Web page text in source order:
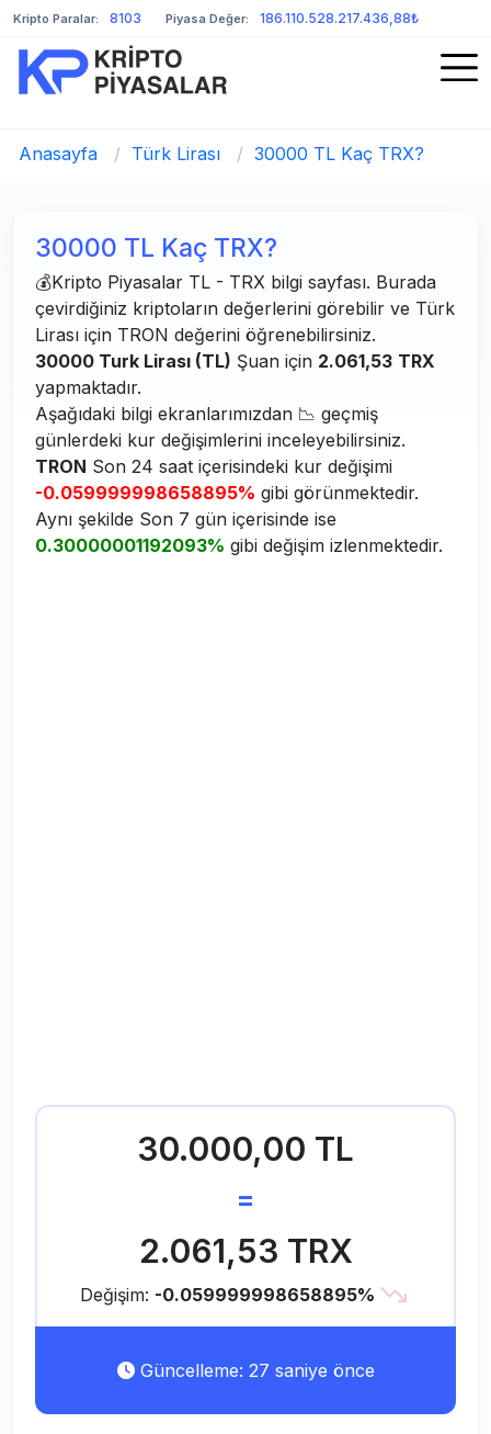
Kripto Paralar: 8103 Piyasa Değer: 186.110.528.217.436,88₺
Anasayfa / Türk Lirası / 30000 TL Kaç TRX?
30000 TL Kaç TRX?
💰Kripto Piyasalar TL - TRX bilgi sayfası. Burada
çevirdiğiniz kriptoların değerlerini görebilir ve Türk
Lirası için TRON değerini öğrenebilirsiniz.
30000 Turk Lirası (TL) Şuan için 2.061,53 TRX
yapmaktadır.
Aşağıdaki bilgi ekranlarımızdan 📉 geçmiş
günlerdeki kur değişimlerini inceleyebilirsiniz.
TRON Son 24 saat içerisindeki kur değişimi
-0.059999998658895% gibi görünmektedir.
Aynı şekilde Son 7 gün içerisinde ise
0.30000001192093% gibi değişim izlenmektedir.
30.000,00 TL
=
2.061,53 TRX
Değişim: -0.059999998658895%
Güncelleme: 27 saniye önce